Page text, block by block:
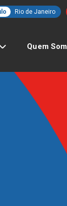
Rio de Janeiro
Quem